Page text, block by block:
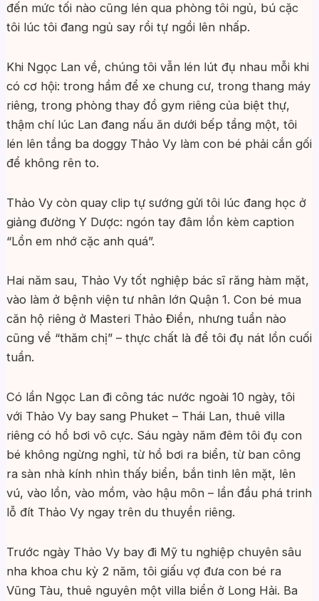
đến mức tối nào cũng lén qua phòng tôi ngủ, bú cặc
tôi lúc tôi đang ngủ say rồi tự ngồi lên nhấp.
Khi Ngọc Lan về, chúng tôi vẫn lén lút đụ nhau mỗi khi
có cơ hội: trong hầm để xe chung cư, trong thang máy
riêng, trong phòng thay đồ gym riêng của biệt thự,
thậm chí lúc Lan đang nấu ăn dưới bếp tầng một, tôi
lén lên tầng ba doggy Thảo Vy làm con bé phải cắn gối
để không rên to.
Thảo Vy còn quay clip tự sướng gửi tôi lúc đang học ở
giảng đường Y Dược: ngón tay đâm lồn kèm caption
“Lồn em nhớ cặc anh quá”.
Hai năm sau, Thảo Vy tốt nghiệp bác sĩ răng hàm mặt,
vào làm ở bệnh viện tư nhân lớn Quận 1. Con bé mua
căn hộ riêng ở Masteri Thảo Điền, nhưng tuần nào
cũng về “thăm chị” – thực chất là để tôi đụ nát lồn cuối
tuần.
Có lần Ngọc Lan đi công tác nước ngoài 10 ngày, tôi
với Thảo Vy bay sang Phuket – Thái Lan, thuê villa
riêng có hồ bơi vô cực. Sáu ngày năm đêm tôi đụ con
bé không ngừng nghỉ, từ hồ bơi ra biển, từ ban công
ra sàn nhà kính nhìn thấy biển, bắn tinh lên mặt, lên
vú, vào lồn, vào mồm, vào hậu môn – lần đầu phá trinh
lỗ đít Thảo Vy ngay trên du thuyền riêng.
Trước ngày Thảo Vy bay đi Mỹ tu nghiệp chuyên sâu
nha khoa chu kỳ 2 năm, tôi giấu vợ đưa con bé ra
Vũng Tàu, thuê nguyên một villa biển ở Long Hải. Ba